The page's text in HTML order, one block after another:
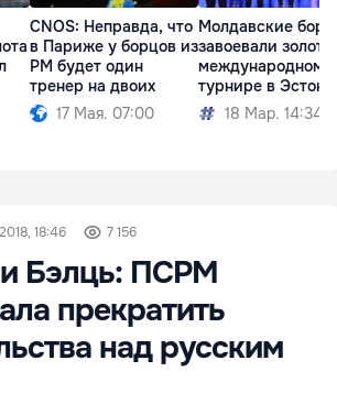
СNOS: Неправда, что
в Париже у борцов из
РМ будет один
тренер на двоих
17 Мая. 07:00
Молдавские
завоевали золото
международном
турнире в
18 Мар. 14:34
18:46 7 156
Бэлць: ПСРМ
прекратить
над русским